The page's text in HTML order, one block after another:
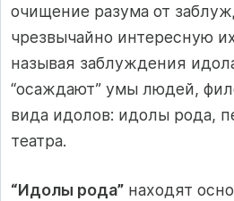
очищение разума от
чрезвычайно интересную
называя заблуждения
“осаждают” умы людей,
вида идолов: идолы рода,
театра.
“Идолы рода” находят